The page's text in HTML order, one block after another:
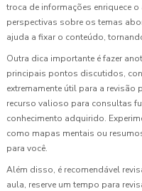
troca de informações enriquece
perspectivas sobre os temas
ajuda a fixar o conteúdo,
Outra dica importante é fazer
principais pontos discutidos,
extremamente útil para a
recurso valioso para consultas
conhecimento adquirido.
como mapas mentais ou
para você.
Além disso, é recomendável
aula, reserve um tempo para